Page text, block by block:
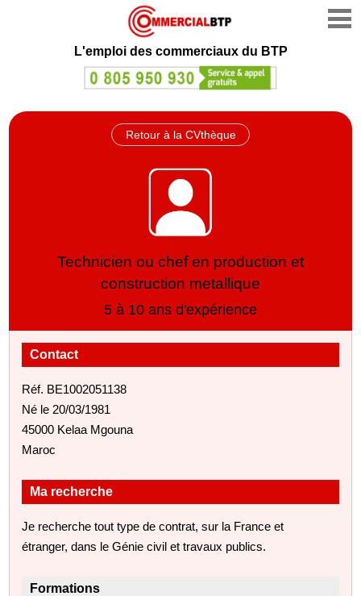
L'emploi des commerciaux du BTP
Retour à la CVthèque
Technicien ou chef en production et
construction metallique
5 à 10 ans d'expérience
Contact
Réf. BE1002051138
Né le 20/03/1981
45000 Kelaa Mgouna
Maroc
Ma recherche
Je recherche tout type de contrat, sur la France et
étranger, dans le Génie civil et travaux publics.
Formations